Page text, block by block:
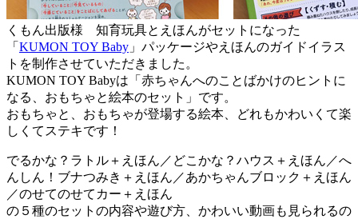
くもん出版様 知育玩具とえほんがセットになった
「 KUMON TOY Baby 」パッケージやえほんのガイドイラス
トを制作させていただきました。
KUMON TOY Babyは「赤ちゃんへのことばかけのヒントに
なる、おもちゃと絵本のセット」です。
おもちゃと、おもちゃが登場する絵本、どれもかわいくて楽
しくてステキです！
でるかな？ラトル＋えほん／どこかな？ハウス＋えほん／へ
んしん！ブナつみき＋えほん／あかちゃんブロック＋えほん
／のせてのせてカー＋えほん
の５種のセットの内容や遊び方、かわいい動画も見られるの